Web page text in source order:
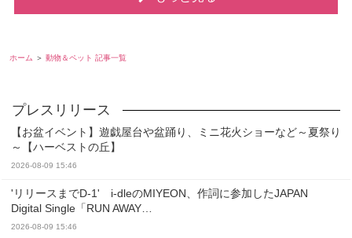
ホーム 動物＆ペット 記事一覧
【お盆イベント】遊戯屋台や盆踊り、ミニ花火ショーなど～夏祭り
～【ハーベストの丘】
2026-08-09 15:46
'リリースまでD-1' i-dleのMIYEON、作詞に参加したJAPAN
Digital Single「RUN AWAY…
2026-08-09 15:46